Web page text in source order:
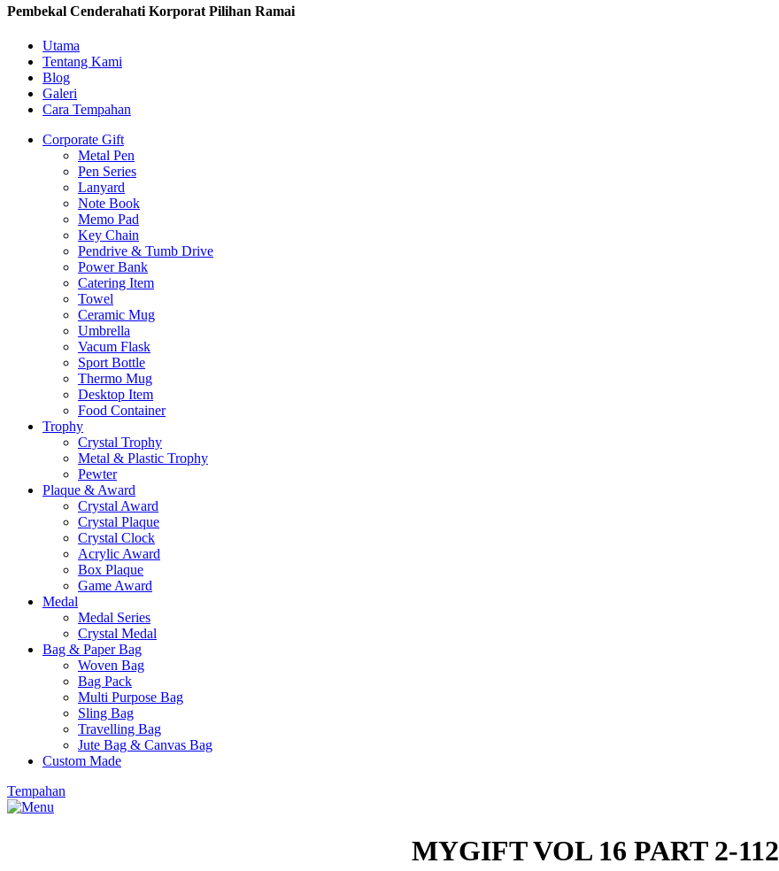
Pembekal Cenderahati Korporat Pilihan Ramai
Utama
Tentang Kami
Blog
Galeri
Cara Tempahan
Corporate Gift
Metal Pen
Pen Series
Lanyard
Note Book
Memo Pad
Key Chain
Pendrive & Tumb Drive
Power Bank
Catering Item
Towel
Ceramic Mug
Umbrella
Vacum Flask
Sport Bottle
Thermo Mug
Desktop Item
Food Container
Trophy
Crystal Trophy
Metal & Plastic Trophy
Pewter
Plaque & Award
Crystal Award
Crystal Plaque
Crystal Clock
Acrylic Award
Box Plaque
Game Award
Medal
Medal Series
Crystal Medal
Bag & Paper Bag
Woven Bag
Bag Pack
Multi Purpose Bag
Sling Bag
Travelling Bag
Jute Bag & Canvas Bag
Custom Made
Tempahan
MYGIFT VOL 16 PART 2-112